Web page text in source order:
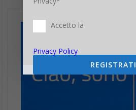
Accetto la
Privacy Policy
REGISTRATI